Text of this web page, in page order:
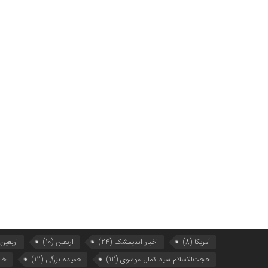
آمریکا (8) اخبار اندیمشک (24) اربعین (10) اربعین99
حجت‌الاسلام سید کمال موسوی (12) حمیده بزرگی (12)